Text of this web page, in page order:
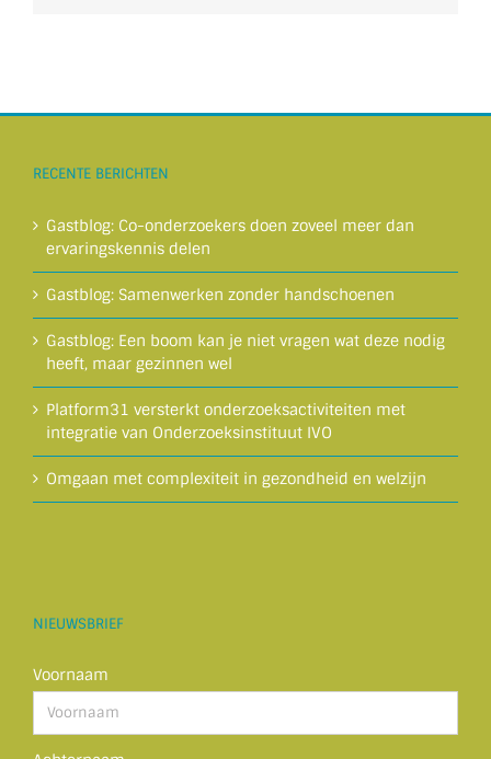
RECENTE BERICHTEN
Gastblog: Co-onderzoekers doen zoveel meer dan
ervaringskennis delen
Gastblog: Samenwerken zonder handschoenen
Gastblog: Een boom kan je niet vragen wat deze nodig
heeft, maar gezinnen wel
Platform31 versterkt onderzoeksactiviteiten met
integratie van Onderzoeksinstituut IVO
Omgaan met complexiteit in gezondheid en welzijn
NIEUWSBRIEF
Voornaam